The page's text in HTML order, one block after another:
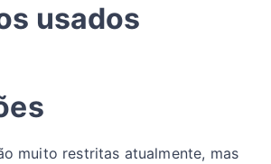
usados
muito restritas atualmente, mas